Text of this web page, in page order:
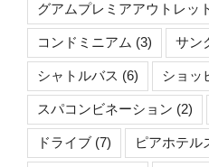
グアムプレミアアウトレッ
コンドミニアム (3) サン
シャトルバス (6) ショッ
スパコンビネーション (2)
ドライブ (7) ピアホテル